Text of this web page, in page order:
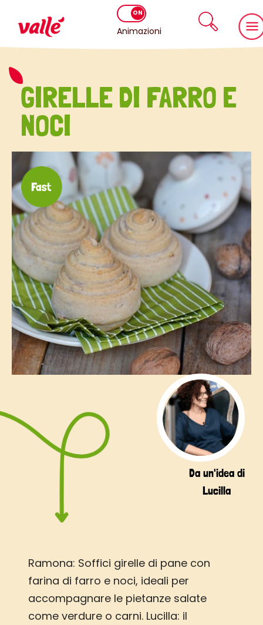
Animazioni
GIRELLE DI FARRO E
NOCI
Da un'idea di
Lucilla
Ramona: Soffici girelle di pane con
farina di farro e noci, ideali per
accompagnare le pietanze salate
come verdure o carni. Lucilla: il